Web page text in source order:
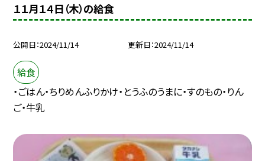
１１月１４日（木）の給食
公開日 2024/11/14 更新日 2024/11/14
給食
・ごはん・ちりめんふりかけ・とうふのうまに・すのもの・りん
ご・牛乳